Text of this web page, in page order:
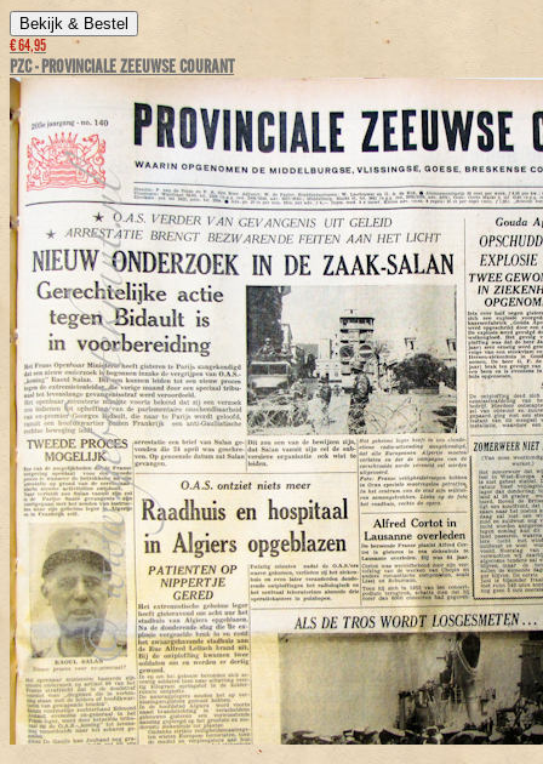
Bekijk & Bestel
€ 64,95
PZC - PROVINCIALE ZEEUWSE COURANT